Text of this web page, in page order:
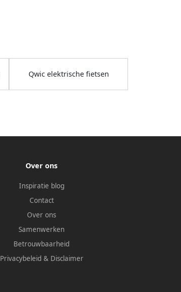
Qwic elektrische fietsen
Over ons
Inspiratie blog
Contact
Over ons
Samenwerken
Betrouwbaarheid
Privacybeleid & Disclaimer